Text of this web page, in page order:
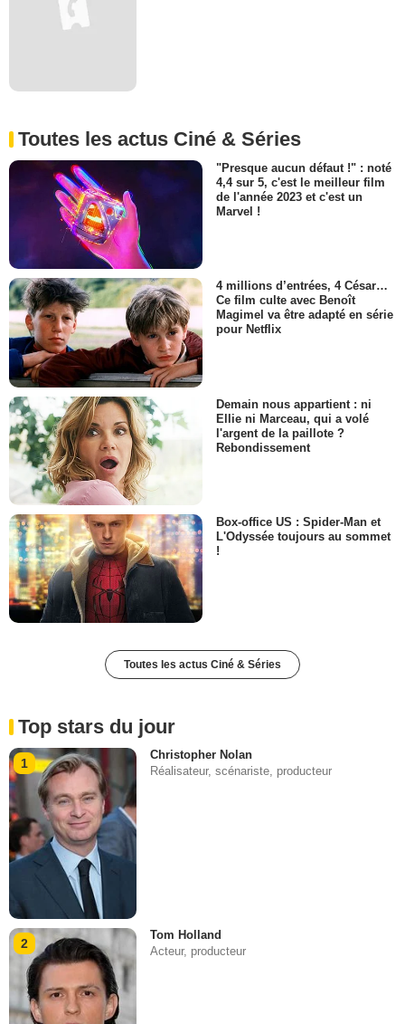
Toutes les actus Ciné & Séries
"Presque aucun défaut !" : noté
4,4 sur 5, c'est le meilleur film
de l'année 2023 et c'est un
Marvel !
4 millions d’entrées, 4 César…
Ce film culte avec Benoît
Magimel va être adapté en série
pour Netflix
Demain nous appartient : ni
Ellie ni Marceau, qui a volé
l'argent de la paillote ?
Rebondissement
Box-office US : Spider-Man et
L'Odyssée toujours au sommet
!
Toutes les actus Ciné & Séries
Top stars du jour
1
Christopher Nolan
Réalisateur, scénariste, producteur
2
Tom Holland
Acteur, producteur